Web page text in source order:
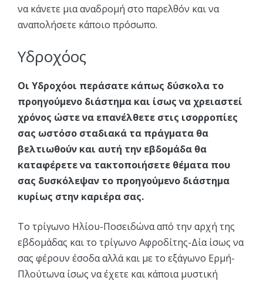
να κάνετε μια αναδρομή στο παρελθόν και να
αναπολήσετε κάποιο πρόσωπο.
Υδροχόος
Οι Υδροχόοι περάσατε κάπως δύσκολα το
προηγούμενο διάστημα και ίσως να χρειαστεί
χρόνος ώστε να επανέλθετε στις ισορροπίες
σας ωστόσο σταδιακά τα πράγματα θα
βελτιωθούν και αυτή την εβδομάδα θα
καταφέρετε να τακτοποιήσετε θέματα που
σας δυσκόλεψαν το προηγούμενο διάστημα
κυρίως στην καριέρα σας.
Το τρίγωνο Ηλίου-Ποσειδώνα από την αρχή της
εβδομάδας και το τρίγωνο Αφροδίτης-Δία ίσως να
σας φέρουν έσοδα αλλά και με το εξάγωνο Ερμή-
Πλούτωνα ίσως να έχετε και κάποια μυστική